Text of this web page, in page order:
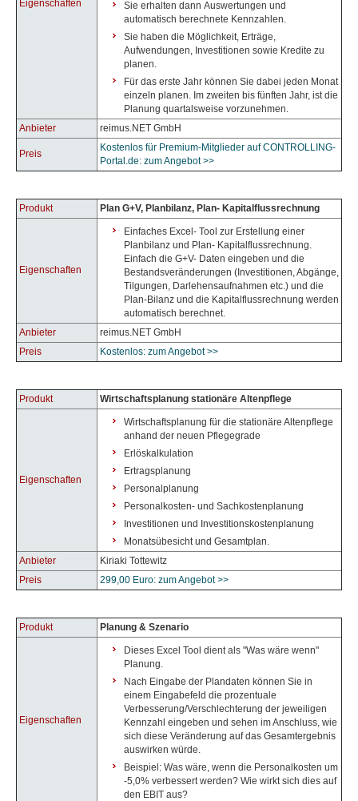
Eigenschaften
Sie erhalten dann Auswertungen und
automatisch berechnete Kennzahlen.
Sie haben die Möglichkeit, Erträge,
Aufwendungen, Investitionen sowie Kredite zu
planen.
Für das erste Jahr können Sie dabei jeden Monat
einzeln planen. Im zweiten bis fünften Jahr, ist die
Planung quartalsweise vorzunehmen.
Anbieter
reimus.NET GmbH
Preis
Kostenlos für Premium-Mitglieder auf CONTROLLING-
Portal.de: zum Angebot >>
Produkt Plan G+V, Planbilanz, Plan- Kapitalflussrechnung
Eigenschaften
Einfaches Excel- Tool zur Erstellung einer
Planbilanz und Plan- Kapitalflussrechnung.
Einfach die G+V- Daten eingeben und die
Bestandsveränderungen (Investitionen, Abgänge,
Tilgungen, Darlehensaufnahmen etc.) und die
Plan-Bilanz und die Kapitalflussrechnung werden
automatisch berechnet.
Anbieter
reimus.NET GmbH
Preis
Kostenlos: zum Angebot >>
Produkt Wirtschaftsplanung stationäre Altenpflege
Eigenschaften
Wirtschaftsplanung für die stationäre Altenpflege
anhand der neuen Pflegegrade
Erlöskalkulation
Ertragsplanung
Personalplanung
Personalkosten- und Sachkostenplanung
Investitionen und Investitionskostenplanung
Monatsübesicht und Gesamtplan.
Anbieter
Kiriaki Tottewitz
Preis
299,00 Euro: zum Angebot >>
Produkt Planung & Szenario
Eigenschaften
Dieses Excel Tool dient als "Was wäre wenn"
Planung.
Nach Eingabe der Plandaten können Sie in
einem Eingabefeld die prozentuale
Verbesserung/Verschlechterung der jeweiligen
Kennzahl eingeben und sehen im Anschluss, wie
sich diese Veränderung auf das Gesamtergebnis
auswirken würde.
Beispiel: Was wäre, wenn die Personalkosten um
-5,0% verbessert werden? Wie wirkt sich dies auf
den EBIT aus?